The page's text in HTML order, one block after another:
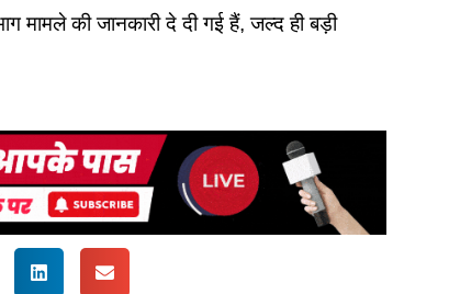
मामले की जानकारी दे दी गई हैं, जल्द ही बड़ी